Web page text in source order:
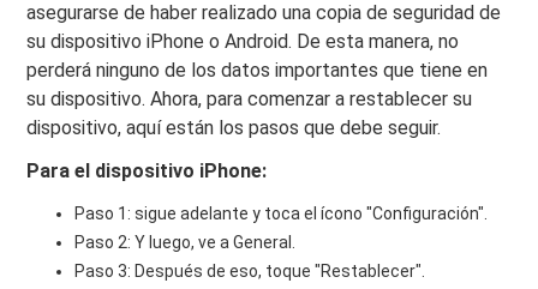
asegurarse de haber realizado una copia de seguridad de
su dispositivo iPhone o Android. De esta manera, no
perderá ninguno de los datos importantes que tiene en
su dispositivo. Ahora, para comenzar a restablecer su
dispositivo, aquí están los pasos que debe seguir.
Para el dispositivo iPhone:
Paso 1: sigue adelante y toca el ícono "Configuración".
Paso 2: Y luego, ve a General.
Paso 3: Después de eso, toque "Restablecer".